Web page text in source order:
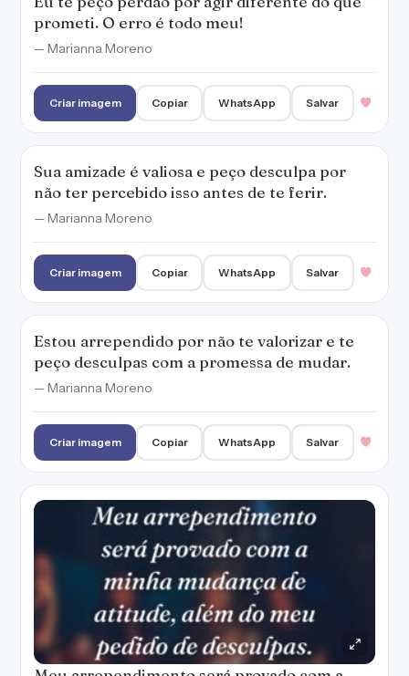
Estou arrependido por não te valorizar e te
peço desculpas com a promessa de mudar.
— Marianna Moreno
Criar imagem Copiar WhatsApp Salvar
minha mudança de atitude, além do meu
pedido de desculpas.
— Marianna Moreno
Criar imagem Copiar WhatsApp Salvar
Eu juro nunca mais te machucar assim. Falhei
com você e te imploro o perdão.
— Marianna Moreno